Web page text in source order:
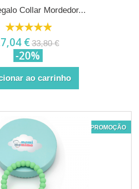
Collar Mordedor...
€ 33,80 €
-20%
ao carrinho
PROMOÇÃO